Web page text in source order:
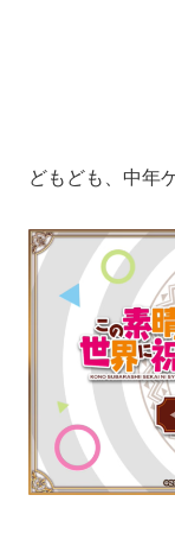
どもども、中年